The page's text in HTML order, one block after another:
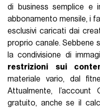
di business semplice e
abbonamento mensile, i
esclusivi caricati dai
proprio canale. Sebbene
la condivisione di
restrizioni sui
materiale vario, dal
Attualmente,
gratuito, anche se il